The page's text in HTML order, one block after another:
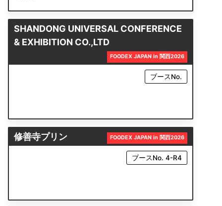
SHANDONG UNIVERSAL CONFERENCE
& EXHIBITION CO.,LTD
FOODEX JAPAN in 関西2026
ブースNo.
修善寺プリン FOODEX JAPAN in 関西2026
ブースNo. 4-R4